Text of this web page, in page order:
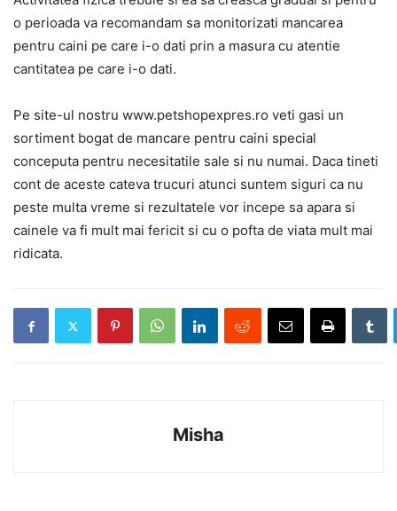
o perioada va recomandam sa monitorizati mancarea
pentru caini pe care i-o dati prin a masura cu atentie
cantitatea pe care i-o dati.
Pe site-ul nostru www.petshopexpres.ro veti gasi un
sortiment bogat de mancare pentru caini special
conceputa pentru necesitatile sale si nu numai. Daca tineti
cont de aceste cateva trucuri atunci suntem siguri ca nu
peste multa vreme si rezultatele vor incepe sa apara si
cainele va fi mult mai fericit si cu o pofta de viata mult mai
ridicata.
Misha